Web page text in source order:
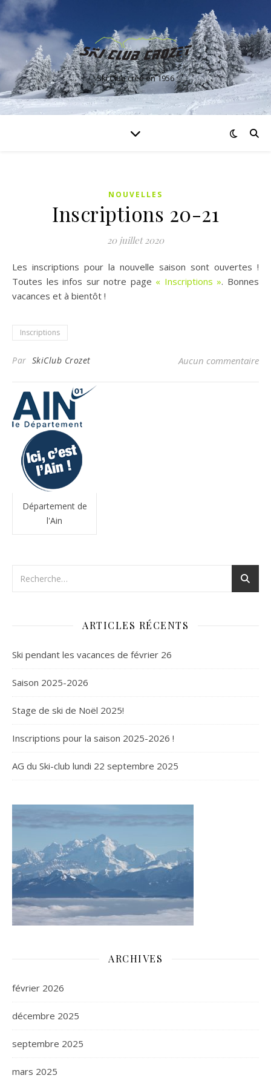
Ski Club créé en 1956
NOUVELLES
Inscriptions 20-21
20 juillet 2020
Les inscriptions pour la nouvelle saison sont ouvertes !
Toutes les infos sur notre page « Inscriptions ». Bonnes
vacances et à bientôt !
Inscriptions
Par SkiClub Crozet Aucun commentaire
Département de
l'Ain
ARTICLES RÉCENTS
Ski pendant les vacances de février 26
Saison 2025-2026
Stage de ski de Noël 2025!
Inscriptions pour la saison 2025-2026 !
AG du Ski-club lundi 22 septembre 2025
ARCHIVES
février 2026
décembre 2025
septembre 2025
mars 2025